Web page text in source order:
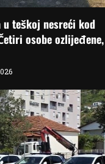
u teškoj nesreći kod
osobe